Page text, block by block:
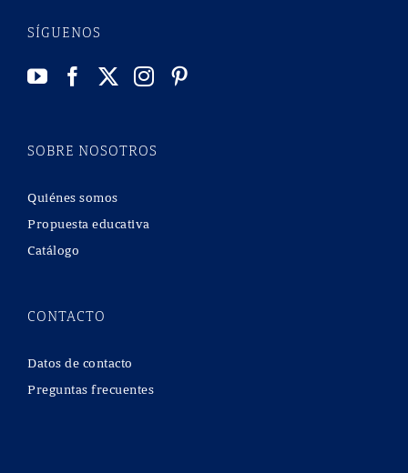
SÍGUENOS
SOBRE NOSOTROS
Quiénes somos
Propuesta educativa
Catálogo
CONTACTO
Datos de contacto
Preguntas frecuentes